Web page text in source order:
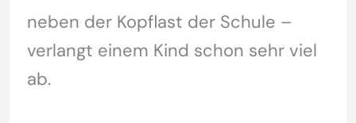
neben der Kopflast der Schule –
verlangt einem Kind schon sehr viel
ab.